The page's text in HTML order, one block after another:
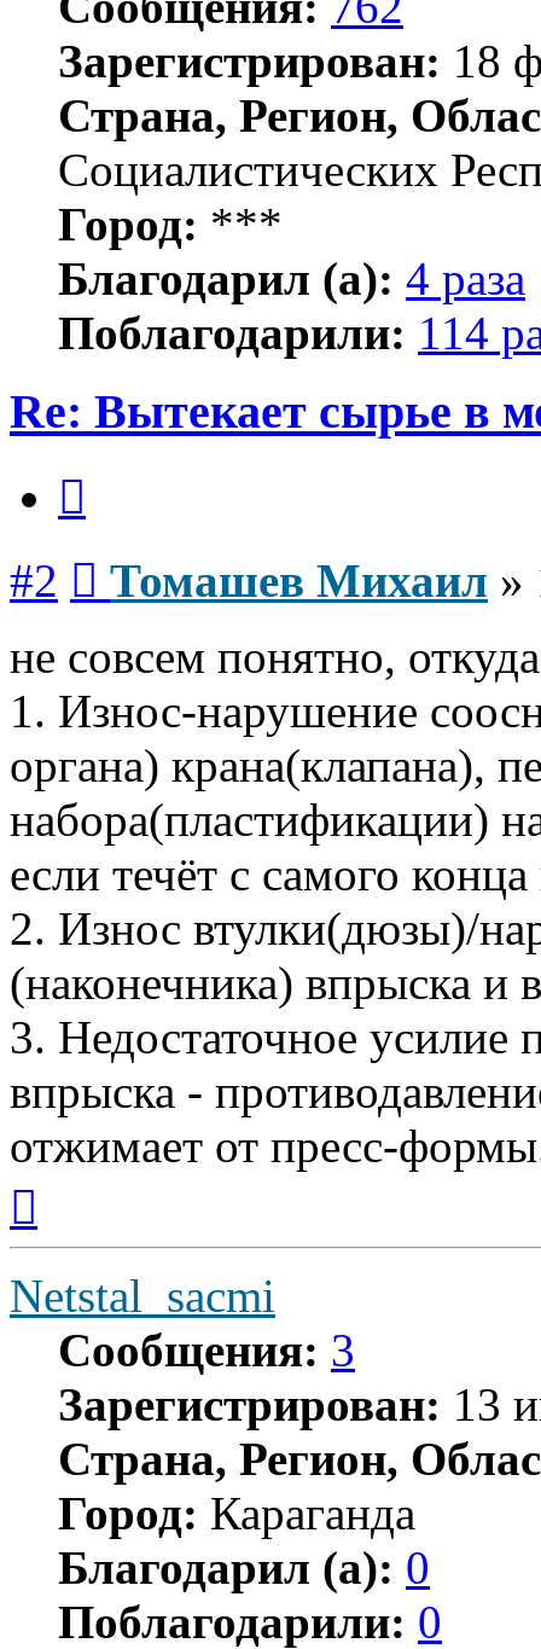
Зарегистрирован: 18
Страна, Регион,
Социалистических
Город: ***
Благодарил (а): 4 раза
Поблагодарили: 114
Re: Вытекает сырье в
#2 Томашев Михаил »
не совсем понятно,
1. Износ-нарушение
органа) крана(клапана),
набора(пластификации)
если течёт с самого
2. Износ втулки(дюзы)/
(наконечника) впрыска
3. Недостаточное усилие
впрыска -
отжимает от пресс-
началу
Netstal_sacmi
Сообщения: 3
Зарегистрирован: 13
Страна, Регион,
Город: Караганда
Благодарил (а): 0
Поблагодарили: 0